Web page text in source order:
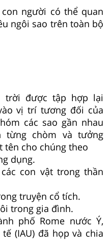
người có thể quan
ngôi sao trên toàn bộ
trời được tập hợp lại
vị trí tương đối của
các sao gần nhau
từng chòm và tưởng
tên cho chúng theo
dụng.
con vật trong thần
truyện cổ tích.
trong gia đình.
phố Rome nước Ý,
(IAU) đã họp và chia